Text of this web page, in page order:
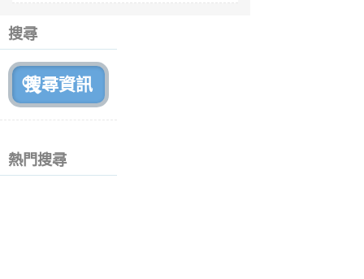
搜尋
熱門搜尋